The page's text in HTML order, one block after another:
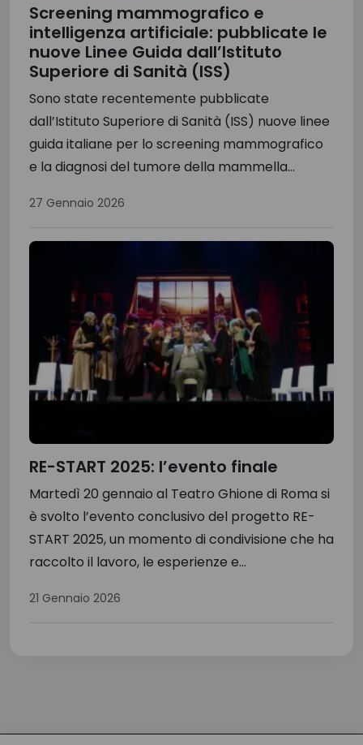
Screening mammografico e
intelligenza artificiale: pubblicate le
nuove Linee Guida dall’Istituto
Superiore di Sanità (ISS)
Sono state recentemente pubblicate
dall’Istituto Superiore di Sanità (ISS) nuove linee
guida italiane per lo screening mammografico
e la diagnosi del tumore della mammella...
27 Gennaio 2026
RE-START 2025: l’evento finale
Martedì 20 gennaio al Teatro Ghione di Roma si
è svolto l’evento conclusivo del progetto RE-
START 2025, un momento di condivisione che ha
raccolto il lavoro, le esperienze e...
21 Gennaio 2026